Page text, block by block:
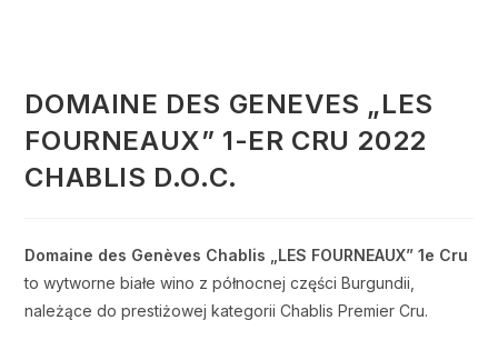
DOMAINE DES GENEVES „LES
FOURNEAUX” 1-ER CRU 2022
CHABLIS D.O.C.
Domaine des Genèves Chablis „LES FOURNEAUX” 1e Cru
to wytworne białe wino z północnej części Burgundii,
należące do prestiżowej kategorii Chablis Premier Cru.